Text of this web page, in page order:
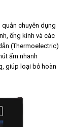
chuyên dụng
ống kính và các
(Thermoelectric)
ẩm nhanh
giúp loại bỏ hoàn